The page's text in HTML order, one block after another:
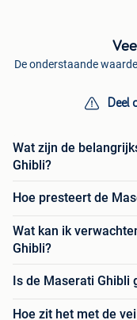
De onderstaande
Deel
Wat zijn de
Ghibli?
Hoe presteert de
Wat kan ik
Ghibli?
Is de Maserati
Hoe zit het met de